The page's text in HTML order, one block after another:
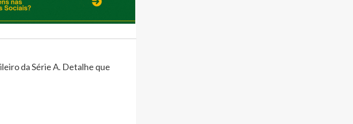
da Série A. Detalhe que